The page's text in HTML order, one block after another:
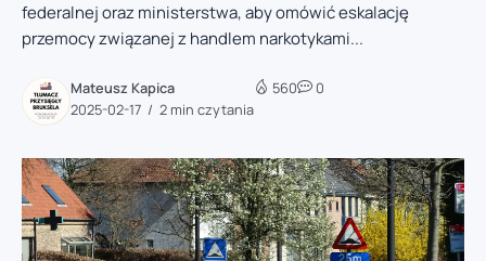
federalnej oraz ministerstwa, aby omówić eskalację
przemocy związanej z handlem narkotykami...
Mateusz Kapica
2025-02-17
2 min czytania
560 0